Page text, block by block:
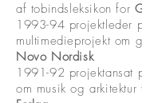
af tobindsleksikon for
1993-94 projektleder
multimedieprojekt om
Novo Nordisk
1991-92 projektansat
om musik og